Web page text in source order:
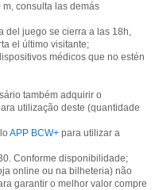
m, consulta las demás
del juego se cierra a las 18h,
el último visitante;
médicos que no estén
também adquirir o
utilização deste (quantidade
APP BCW+ para utilizar a
Conforme disponibilidade;
online ou na bilheteria) não
garantir o melhor valor compre